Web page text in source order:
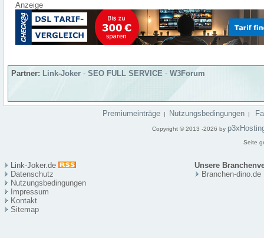
Anzeige
Partner: Link-Joker - SEO FULL SERVICE - W3Forum
Premiumeinträge | Nutzungsbedingungen |
Copyright © 2013 -2026 by
Seite
Link-Joker.de
Unsere
Datenschutz
Nutzungsbedingungen
Impressum
Kontakt
Sitemap
Branchen-dino.de